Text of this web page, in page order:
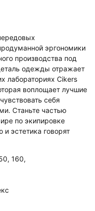
эргономики
производства под
одежды отражает
лабораториях Cikers
воплощает лучшие
себя
Станьте частью
по экипировке
и эстетика говорят
, 160,